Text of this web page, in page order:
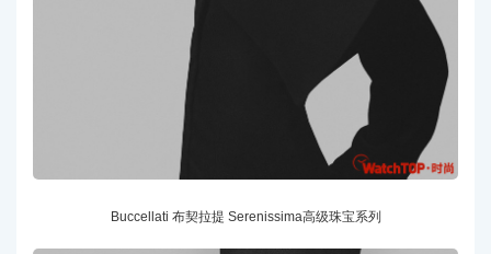
Buccellati 布契拉提 Serenissima高级珠宝系列